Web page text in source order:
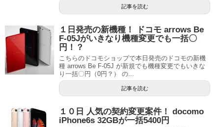
記事を読む
１日発売の新機種！ ドコモ arrows Be
F-05Jがいきなり機種変更でも一括〇
円！？
こちらのドコモショップで本日発売のドコモの新機
種 arrows Be F-05J が新規でも機種変更でもいきな
り一括〇円（0円？） の...
記事を読む
１０日 人気の契約変更案件！ docomo
iPhone6s 32GBが一括5400円